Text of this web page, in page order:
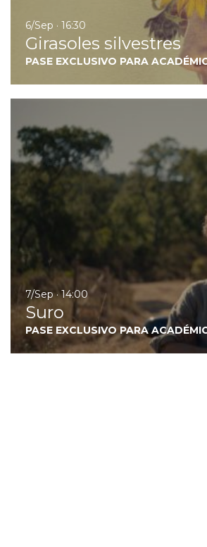
6/Sep · 16:30
Girasoles silvestres
PASE EXCLUSIVO PARA
7/Sep · 14:00
Suro
PASE EXCLUSIVO PARA